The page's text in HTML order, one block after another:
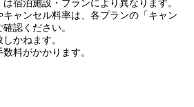
宿泊施設・プランにより異なります。
ャンセル料率は、各プランの「キャン
認ください。
かねます。
料がかかります。